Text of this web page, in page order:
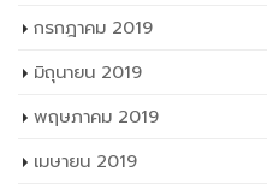
กรกฎาคม 2019
มิถุนายน 2019
พฤษภาคม 2019
เมษายน 2019